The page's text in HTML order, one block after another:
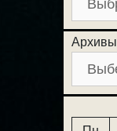
Архивы